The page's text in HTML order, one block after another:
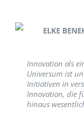
ELKE
Innovation als
Universum ist
Initiativen in
Innovation, die
hinaus